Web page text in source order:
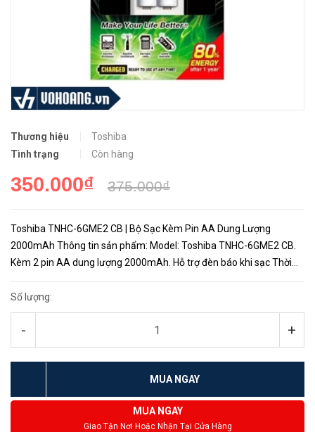
Thương hiệu
Toshiba
Tình trạng
Còn hàng
350.000₫ 375.000₫
Toshiba TNHC-6GME2 CB | Bộ Sạc Kèm Pin AA Dung Lượng
2000mAh Thông tin sản phẩm: Model: Toshiba TNHC-6GME2 CB.
Kèm 2 pin AA dung lượng 2000mAh. Hỗ trợ đèn báo khi sạc Thời
khoảng...
Số lượng:
- +
MUA NGAY
MUA NGAY
Giao Tận Nơi Hoặc Nhận Tại Cửa Hàng